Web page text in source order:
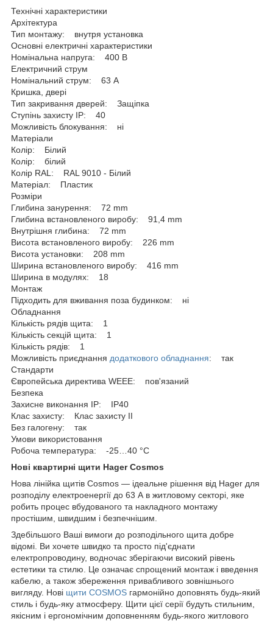
Технічні характеристики
Архітектура
Тип монтажу: внутря установка
Основні електричні характеристики
Номінальна напруга: 400 B
Електричний струм
Номінальний струм: 63 A
Кришка, двері
Тип закривання дверей: Защіпка
Ступінь захисту IP: 40
Можливість блокування: ні
Матеріали
Колір: Білий
Колір: білий
Колір RAL: RAL 9010 - Білий
Матеріал: Пластик
Розміри
Глибина занурення: 72 mm
Глибина встановленого виробу: 91,4 mm
Внутрішня глибина: 72 mm
Висота встановленого виробу: 226 mm
Висота установки: 208 mm
Ширина встановленого виробу: 416 mm
Ширина в модулях: 18
Монтаж
Підходить для вживання поза будинком: ні
Обладнання
Кількість рядів щита: 1
Кількість секцій щита: 1
Кількість рядів: 1
Можливість приєднання додаткового обладнання: так
Стандарти
Європейська директива WEEE: пов'язаний
Безпека
Захисне виконання ІР: IP40
Клас захисту: Клас захисту IІ
Без галогену: так
Умови використовання
Робоча температура: -25…40 °C
Нові квартирні щити Hager Cosmos
Нова лінійка щитів Cosmos — ідеальне рішення від Hager для
розподілу електроенергії до 63 А в житловому секторі, яке
робить процес вбудованого та накладного монтажу
простішим, швидшим і безпечнішим.
Здебільшого Ваші вимоги до розподільного щита добре
відомі. Ви хочете швидко та просто під'єднати
електропроводину, водночас зберігаючи високий рівень
естетики та стилю. Це означає спрощений монтаж і введення
кабелю, а також збереження привабливого зовнішнього
вигляду. Нові щити COSMOS гармонійно доповнять будь-який
стиль і будь-яку атмосферу. Щити цієї серії будуть стильним,
якісним і ергономічним доповненням будь-якого житлового